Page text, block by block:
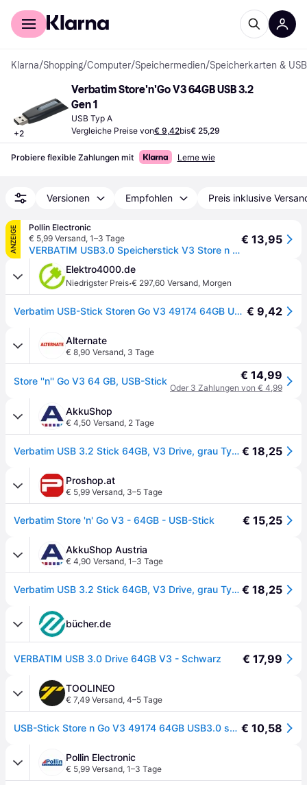
Für Shopper
Klarna/Shopping/Computer/Speichermedien/Speicherkarten &
+2
Verbatim Store'n'Go V3 64GB USB 3.2
Gen 1
USB Typ A
Vergleiche Preise von€ 9,42bis€ 25,29
Probiere flexible Zahlungen mit Lerne wie
Versionen Empfohlen Preis inklusive
ANZEIGE
Pollin Electronic
€ 5,99 Versand, 1–3 Tage
VERBATIM USB3.0 Speicherstick V3 Store n Go, 64 GB
€ 13,95
Elektro4000.de
Niedrigster Preis·€ 297,60 Versand, Morgen
Verbatim USB-Stick Storen Go V3 49174 64GB USB3.0 schwarz/grau 183237800 € 9,42
Alternate
€ 8,90 Versand, 3 Tage
Store ''n'' Go V3 64 GB, USB-Stick € 14,99
Oder 3 Zahlungen von € 4,99
AkkuShop
€ 4,50 Versand, 2 Tage
Verbatim USB 3.2 Stick 64GB, V3 Drive, grau Typ-A, (R) 80MB/s, (W) 25MB/s, Retail-Blister € 18,25
Proshop.at
€ 5,99 Versand, 3–5 Tage
Verbatim Store 'n' Go V3 - 64GB - USB-Stick € 15,25
AkkuShop Austria
€ 4,90 Versand, 1–3 Tage
Verbatim USB 3.2 Stick 64GB, V3 Drive, grau Typ-A, (R) 80MB/s, (W) 25MB/s, Retail-Blister € 18,25
bücher.de
VERBATIM USB 3.0 Drive 64GB V3 - Schwarz € 17,99
TOOLINEO
€ 7,49 Versand, 4–5 Tage
USB-Stick Store n Go V3 49174 64GB USB3.0 schwarz/grau - grau/schwarz € 10,58
Pollin Electronic
€ 5,99 Versand, 1–3 Tage